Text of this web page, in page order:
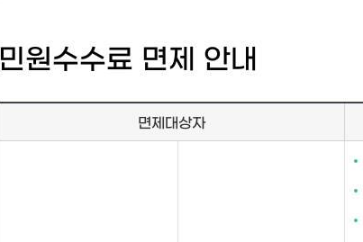
민원수수료 면제 안내
면제대상자